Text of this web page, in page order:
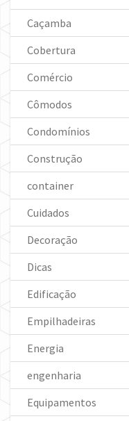
Caçamba
Cobertura
Comércio
Cômodos
Condomínios
Construção
container
Cuidados
Decoração
Dicas
Edificação
Empilhadeiras
Energia
engenharia
Equipamentos